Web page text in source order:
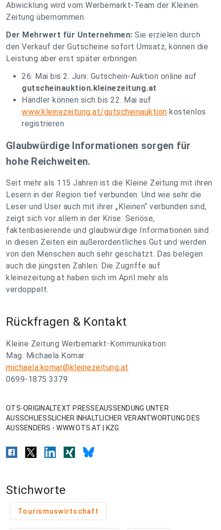
Abwicklung wird vom Werbemarkt-Team der Kleinen
Zeitung übernommen.
Der Mehrwert für Unternehmen: Sie erzielen durch
den Verkauf der Gutscheine sofort Umsatz, können die
Leistung aber erst später erbringen.
26. Mai bis 2. Juni: Gutschein-Auktion online auf
gutscheinauktion.kleinezeitung.at
Händler können sich bis 22. Mai auf
www.kleinezeitung.at/gutscheinauktion kostenlos
registrieren
Glaubwürdige Informationen sorgen für
hohe Reichweiten.
Seit mehr als 115 Jahren ist die Kleine Zeitung mit ihren
Lesern in der Region tief verbunden. Und wie sehr die
Leser und User auch mit ihrer „Kleinen“ verbunden sind,
zeigt sich vor allem in der Krise: Seriöse,
faktenbasierende und glaubwürdige Informationen sind
in diesen Zeiten ein außerordentliches Gut und werden
von den Menschen auch sehr geschätzt. Das belegen
auch die jüngsten Zahlen: Die Zugriffe auf
kleinezeitung.at haben sich im April mehr als
verdoppelt.
Rückfragen & Kontakt
Kleine Zeitung Werbemarkt-Kommunikation
Mag. Michaela Komar
michaela.komar@kleinezeitung.at
0699-1875 3379
OTS-ORIGINALTEXT PRESSEAUSSENDUNG UNTER
AUSSCHLIESSLICHER INHALTLICHER VERANTWORTUNG DES
AUSSENDERS - WWW.OTS.AT | KZG
Stichworte
Tourismuswirtschaft